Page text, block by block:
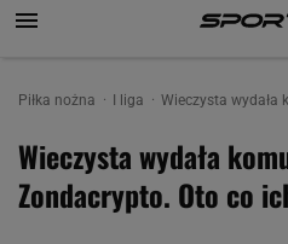
Piłka nożna I liga Wieczysta wydała
Wieczysta wydała
Zondacrypto. Oto co